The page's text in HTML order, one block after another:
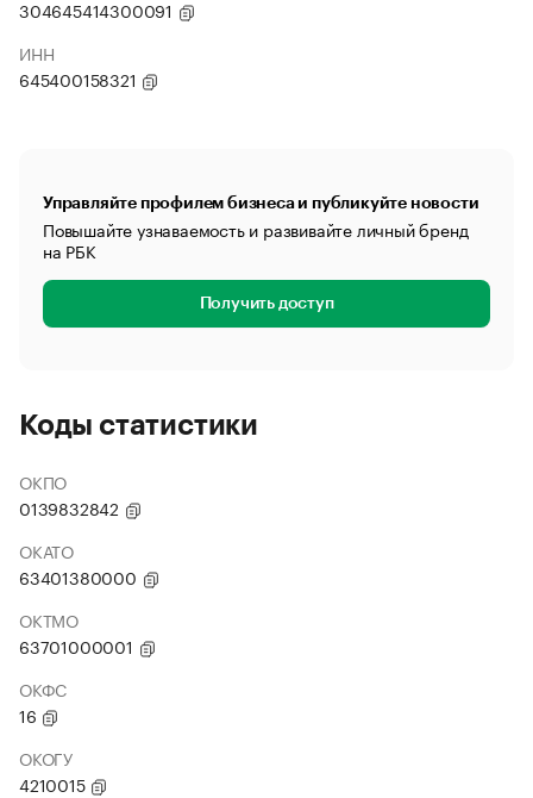
304645414300091
ИНН
645400158321
Управляйте профилем бизнеса и публикуйте новости
Повышайте узнаваемость и развивайте личный бренд
на РБК
Получить доступ
Коды статистики
ОКПО
0139832842
ОКАТО
63401380000
ОКТМО
63701000001
ОКФС
16
ОКОГУ
4210015